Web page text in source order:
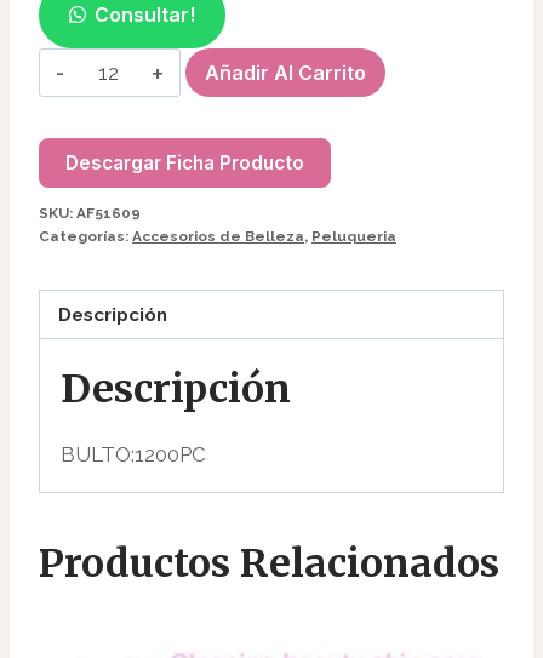
Consultar!
BROCHE
HAWAIANO
MATTE
AF51609
cantidad
Añadir Al Carrito
Descargar Ficha Producto
SKU: AF51609
Categorías: Accesorios de Belleza, Peluqueria
Descripción
Descripción
BULTO:1200PC
Productos Relacionados